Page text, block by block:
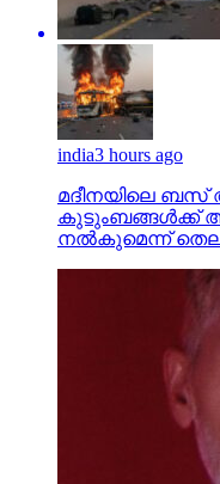
india3 hours ago
മദീനയിലെ ബസ്
കുടുംബങ്ങള്‍ക്ക്
നല്‍കുമെന്ന്